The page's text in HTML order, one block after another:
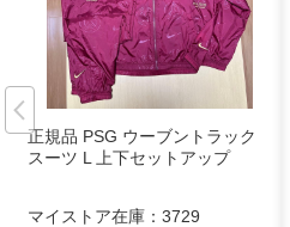
正規品 PSG ウーブントラック
スーツ L 上下セットアップ
マイストア在庫： 3729